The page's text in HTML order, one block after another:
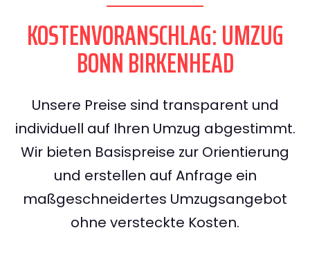
KOSTENVORANSCHLAG: UMZUG
BONN BIRKENHEAD
Unsere Preise sind transparent und
individuell auf Ihren Umzug abgestimmt.
Wir bieten Basispreise zur Orientierung
und erstellen auf Anfrage ein
maßgeschneidertes Umzugsangebot
ohne versteckte Kosten.